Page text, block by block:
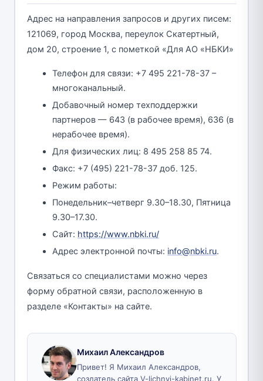
Адрес на направления запросов и других писем:
121069, город Москва, переулок Скатертный,
дом 20, строение 1, с пометкой «Для АО «НБКИ»
Телефон для связи: +7 495 221-78-37 –
многоканальный.
Добавочный номер техподдержки
партнеров — 643 (в рабочее время), 636 (в
нерабочее время).
Для физических лиц: 8 495 258 85 74.
Факс: +7 (495) 221-78-37 доб. 125.
Режим работы:
Понедельник–четверг 9.30–18.30, Пятница
9.30–17.30.
Сайт: https://www.nbki.ru/
Адрес электронной почты: info@nbki.ru.
Связаться со специалистами можно через
форму обратной связи, расположенную в
разделе «Контакты» на сайте.
Михаил Александров
Привет! Я Михаил Александров,
создатель сайта V-lichnyj-kabinet.ru. У